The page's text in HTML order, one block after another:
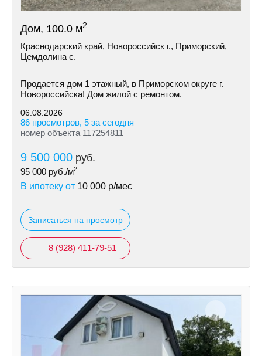
Дом, 100.0 м2
Краснодарский край, Новороссийск г., Приморский,
Цемдолина с.
Продается дом 1 этажный, в Приморском округе г.
Новороссийска! Дом жилой с ремонтом.
06.08.2026
86 просмотров, 5 за сегодня
номер объекта 117254811
9 500 000 руб.
95 000 руб./м2
В ипотеку от 10 000 р/мес
Записаться на просмотр
8 (928) 411-79-51